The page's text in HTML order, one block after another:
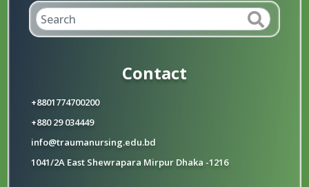
Contact
+8801774700200
+880 29 034449
info@traumanursing.edu.bd
1041/2A East Shewrapara Mirpur Dhaka -1216